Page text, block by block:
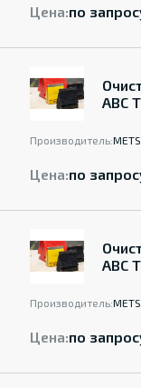
Цена:по
ABC
Производитель:
Цена:по
ABC
Производитель:
Цена:по